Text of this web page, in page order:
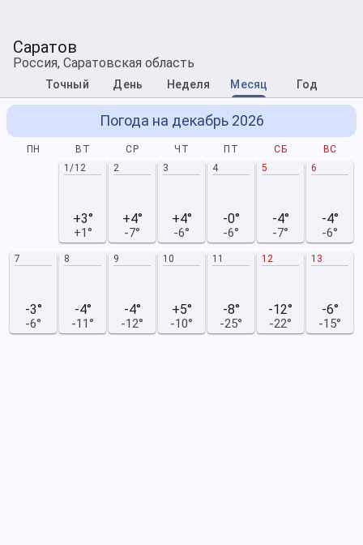
Саратов
Россия, Саратовская область
Точный День Неделя Месяц Год
Погода на декабрь 2026
ПН ВТ СР ЧТ ПТ СБ
ВС
1/12
+3°
+1°
2
+4°
-7°
3
+4°
-6°
4
-0°
-6°
5
-4°
-7°
6
-4°
-6°
7
-3°
-6°
8
-4°
-11°
9
-4°
-12°
10
+5°
-10°
11
-8°
-25°
12
-12°
-22°
13
-6°
-15°